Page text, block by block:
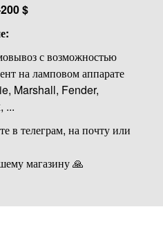
$
с возможностью
на ламповом аппарате
Marshall, Fender,
...
в телеграм, на почту или
магазину 🙏